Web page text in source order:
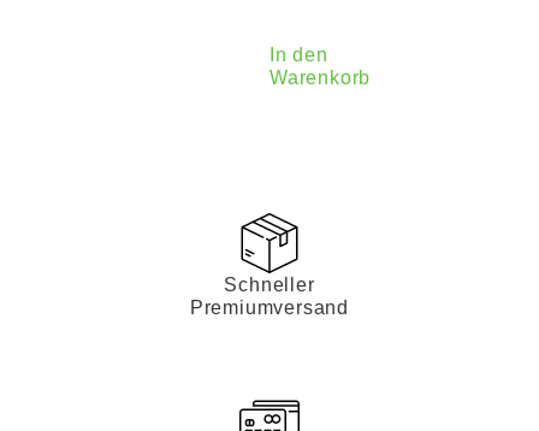
In den
Warenkorb
Schneller
Premiumversand